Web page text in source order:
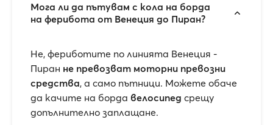
Мога ли да пътувам с кола на борда
на ферибота от Венеция до Пиран?
Не, фериботите по линията Венеция -
Пиран не превозват моторни превозни
средства, а само пътници. Можете обаче
да качите на борда велосипед срещу
допълнително заплащане.